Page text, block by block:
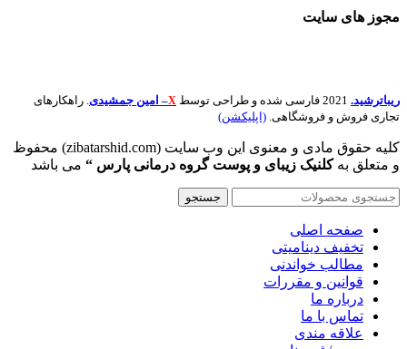
مجوز های سایت
ریباترشید. 2021 فارسی شده و طراحی توسط X– امین جمشیدی. راهکارهای
تجاری فروش و فروشگاهی. (اپلیکشن)
کلیه حقوق مادی و معنوی این وب سایت (zibatarshid.com) محفوظ
و متعلق بهکلنیک زیبای و پوست گروه درمانی پارس “ می باشد
جستجو
صفحه اصلی
تخفیف دینامیتی
مطالب خواندنی
قوانین و مقررات
درباره ما
تماس با ما
علاقه مندی